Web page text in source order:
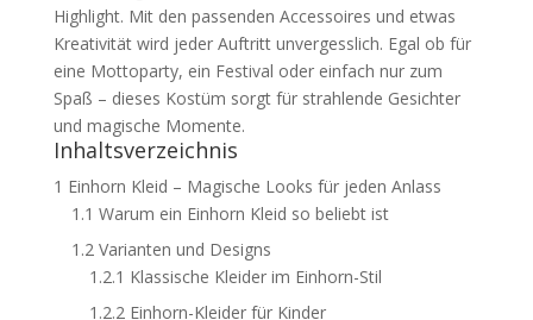
Highlight. Mit den passenden Accessoires und etwas
Kreativität wird jeder Auftritt unvergesslich. Egal ob für
eine Mottoparty, ein Festival oder einfach nur zum
Spaß – dieses Kostüm sorgt für strahlende Gesichter
und magische Momente.
Inhaltsverzeichnis
1 Einhorn Kleid – Magische Looks für jeden Anlass
1.1 Warum ein Einhorn Kleid so beliebt ist
1.2Varianten und Designs
1.2.1 Klassische Kleider im Einhorn-Stil
1.2.2Einhorn-Kleider für Kinder